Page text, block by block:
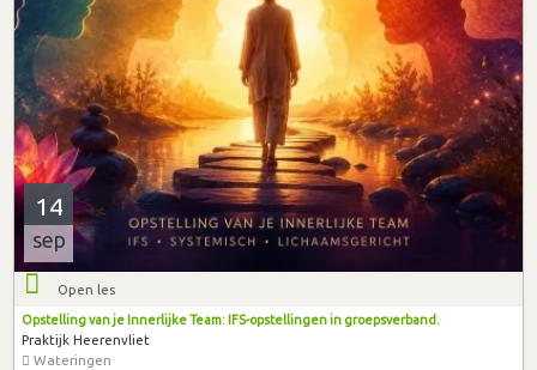
14
sep
Open les
Opstelling van je Innerlijke Team: IFS-opstellingen in groepsverband.
Praktijk Heerenvliet
Wateringen